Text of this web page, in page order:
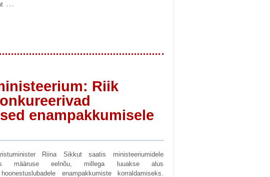
…
Riik
enampakkumisele
Riina Sikkut saatis ministeeriumidele
määruse eelnõu, millega luuakse alus
enampakkumiste korraldamiseks.